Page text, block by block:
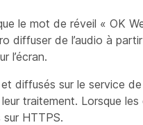
le mot de réveil « OK
de l’audio à
l’écran.
diffusés sur le service
traitement. Lorsque
HTTPS.